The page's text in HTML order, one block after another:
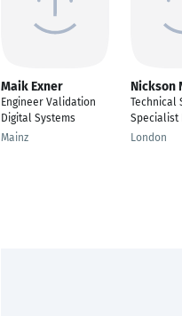
Maik Exner
Engineer Validation
Digital Systems
Mainz
Nickson
Technical
Specialist II
London